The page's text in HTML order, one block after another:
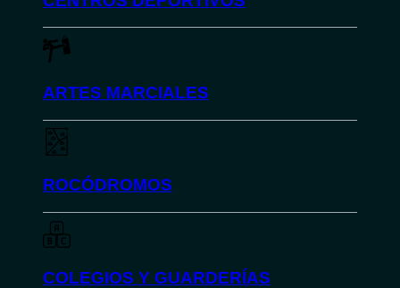
ARTES MARCIALES
ROCÓDROMOS
COLEGIOS Y GUARDERÍAS